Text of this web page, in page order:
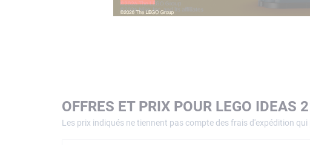
OFFRES ET PRIX POUR LEGO IDEAS
Les prix indiqués ne tiennent pas compte des frais d'expédition